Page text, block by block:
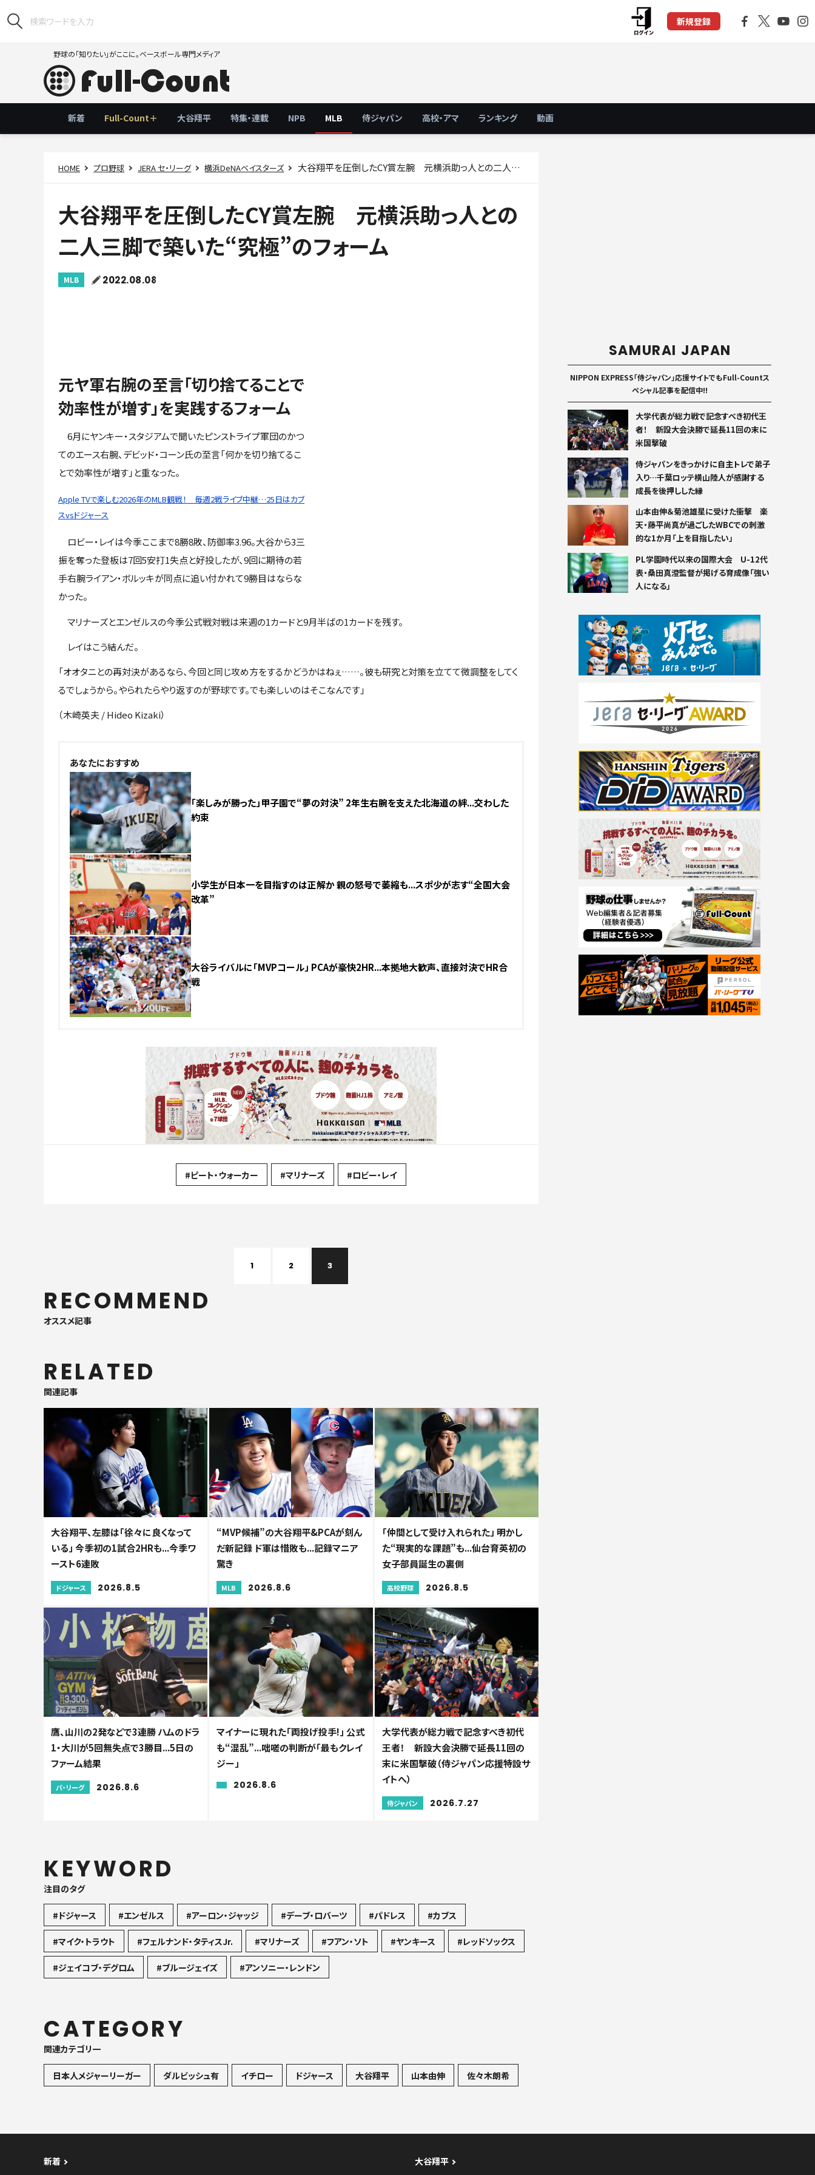
新規登録
野球の「知りたい」がここに。ベースボール専門メディア
新着 Full-Count＋ 大谷翔平 特集・連載 NPB MLB 侍ジャパン 高校・アマ ランキング 動画
HOME プロ野球 JERA セ・リーグ 横浜DeNAベイスターズ 大谷翔平を圧倒したCY賞左腕 元横浜助っ人との二人三脚で築いた“究極”のフォーム
大谷翔平を圧倒したCY賞左腕 元横浜助っ人との
二人三脚で築いた“究極”のフォーム
MLB 2022.08.08
元ヤ軍右腕の至言「切り捨てることで
効率性が増す」を実践するフォーム
6月にヤンキー・スタジアムで聞いたピンストライプ軍団のかつ
てのエース右腕、デビッド・コーン氏の至言「何かを切り捨てるこ
とで効率性が増す」と重なった。
Apple TVで楽しむ2026年のMLB観戦！ 毎週2戦ライブ中継…25日はカブ
スvsドジャース
ロビー・レイは今季ここまで8勝8敗、防御率3.96。大谷から3三
振を奪った登板は7回5安打1失点と好投したが、9回に期待の若
手右腕ライアン・ボルッキが同点に追い付かれて9勝目はならな
かった。
マリナーズとエンゼルスの今季公式戦対戦は来週の1カードと9月半ばの1カードを残す。
レイはこう結んだ。
「オオタニとの再対決があるなら、今回と同じ攻め方をするかどうかはねぇ……。彼も研究と対策を立てて微調整をしてく
るでしょうから。やられたらやり返すのが野球です。でも楽しいのはそこなんです」
（木崎英夫 / Hideo Kizaki）
あなたにおすすめ
「楽しみが勝った」甲子園で“夢の対決” 2年生右腕を支えた北海道の絆...交わした
約束
小学生が日本一を目指すのは正解か 親の怒号で萎縮も...スポ少が志す“全国大会
改革”
大谷ライバルに「MVPコール」 PCAが豪快2HR...本拠地大歓声、直接対決でHR合
戦
#ピート・ウォーカー #マリナーズ #ロビー・レイ
1 2 3
RECOMMEND
オススメ記事
RELATED
関連記事
大谷翔平、左膝は「徐々に良くなって
いる」 今季初の1試合2HRも...今季ワ
ースト6連敗
ドジャース 2026.8.5
“MVP候補”の大谷翔平&PCAが刻ん
だ新記録 ド軍は惜敗も...記録マニア
驚き
MLB 2026.8.6
「仲間として受け入れられた」 明かし
た“現実的な課題”も...仙台育英初の
女子部員誕生の裏側
高校野球 2026.8.5
鷹、山川の2発などで3連勝 ハムのドラ
1・大川が5回無失点で3勝目...5日の
ファーム結果
パ・リーグ 2026.8.6
マイナーに現れた「両投げ投手!」 公式
も“混乱”...咄嗟の判断が「最もクレイ
ジー」
2026.8.6
大学代表が総力戦で記念すべき初代
王者！ 新設大会決勝で延長11回の
末に米国撃破（侍ジャパン応援特設サ
イトへ）
侍ジャパン 2026.7.27
KEYWORD
注目のタグ
#ドジャース #エンゼルス #アーロン・ジャッジ #デーブ・ロバーツ #パドレス #カブス
#マイク・トラウト #フェルナンド・タティスJr. #マリナーズ #フアン・ソト #ヤンキース #レッドソックス
#ジェイコブ・デグロム #ブルージェイズ #アンソニー・レンドン
CATEGORY
関連カテゴリ一
日本人メジャーリーガー ダルビッシュ有 イチロー ドジャース 大谷翔平 山本由伸 佐々木朗希
SAMURAI JAPAN
NIPPON EXPRESS「侍ジャパン」応援サイトでもFull-Countス
ペシャル記事を配信中!!
大学代表が総力戦で記念すべき初代王
者！ 新設大会決勝で延長11回の末に
米国撃破
侍ジャパンをきっかけに自主トレで弟子
入り…千葉ロッテ横山陸人が感謝する
成長を後押しした縁
山本由伸＆菊池雄星に受けた衝撃 楽
天・藤平尚真が過ごしたWBCでの刺激
的な1か月「上を目指したい」
PL学園時代以来の国際大会 U-12代
表・桑田真澄監督が掲げる育成像「強い
人になる」
新着 大谷翔平